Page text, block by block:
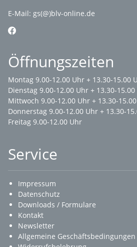
E-Mail: gs(@)blv-online.de
Öffnungszeiten
Montag 9.00-12.00 Uhr + 13.30-15.00
Dienstag 9.00-12.00 Uhr + 13.30-
Mittwoch 9.00-12.00 Uhr + 13.30-
Donnerstag 9.00-12.00 Uhr + 13.30-
Freitag 9.00-12.00 Uhr
Service
Impressum
Datenschutz
Downloads / Formulare
Kontakt
Newsletter
Allgemeine Geschäftsbedingungen